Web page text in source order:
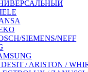
SIEMENS/NEFF
/ ARISTON /